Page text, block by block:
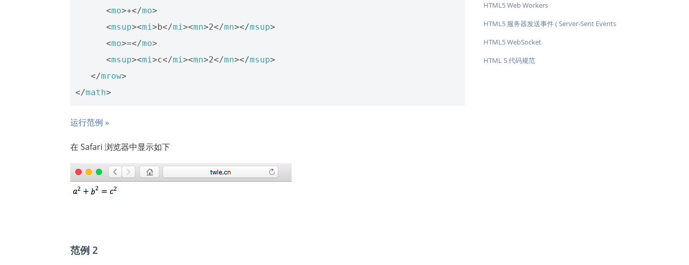
<mo>+</mo>
<msup><mi >b</mi ><mn>2</mn></msup>
<mo>=</mo>
<msup><mi >c</mi ><mn>2</mn></msup>
</mrow>
</math>
运行范例 »
在 Safari 浏览器中显示如下
范例 2
HTML5 Web Workers
HTML5 服务器发送事件 ( Server-Sent Events
)HTML5 WebSocket
HTML 5 代码规范